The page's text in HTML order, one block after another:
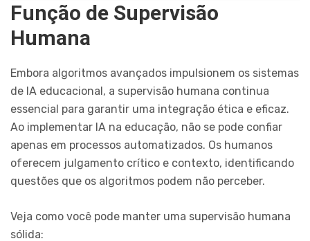
Função de Supervisão
Humana
Embora algoritmos avançados impulsionem os sistemas
de IA educacional, a supervisão humana continua
essencial para garantir uma integração ética e eficaz.
Ao implementar IA na educação, não se pode confiar
apenas em processos automatizados. Os humanos
oferecem julgamento crítico e contexto, identificando
questões que os algoritmos podem não perceber.
Veja como você pode manter uma supervisão humana
sólida: